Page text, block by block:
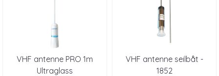
VHF antenne PRO 1m
Ultraglass
VHF antenne seilbåt -
1852